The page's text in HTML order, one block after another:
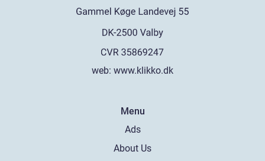
web: www.klikko.dk
Menu
Ads
About Us